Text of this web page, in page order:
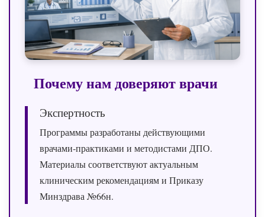
Почему нам доверяют врачи
Экспертность
Программы разработаны действующими
врачами‑практиками и методистами ДПО.
Материалы соответствуют актуальным
клиническим рекомендациям и Приказу
Минздрава №66н.